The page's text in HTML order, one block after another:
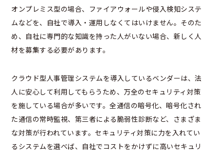
オンプレミス型の場合、ファイアウォールや侵入検知システ
ムなどを、自社で導入・運用しなくてはいけません。そのた
め、自社に専門的な知識を持った人がいない場合、新しく人
材を募集する必要があります。
クラウド型人事管理システムを導入しているベンダーは、法
人に安心して利用してもらうため、万全のセキュリティ対策
を施している場合が多いです。全通信の暗号化、暗号化され
た通信の常時監視、第三者による脆弱性診断など、さまざま
な対策が行われています。セキュリティ対策に力を入れてい
るシステムを選べば、自社でコストをかけずに高いセキュリ